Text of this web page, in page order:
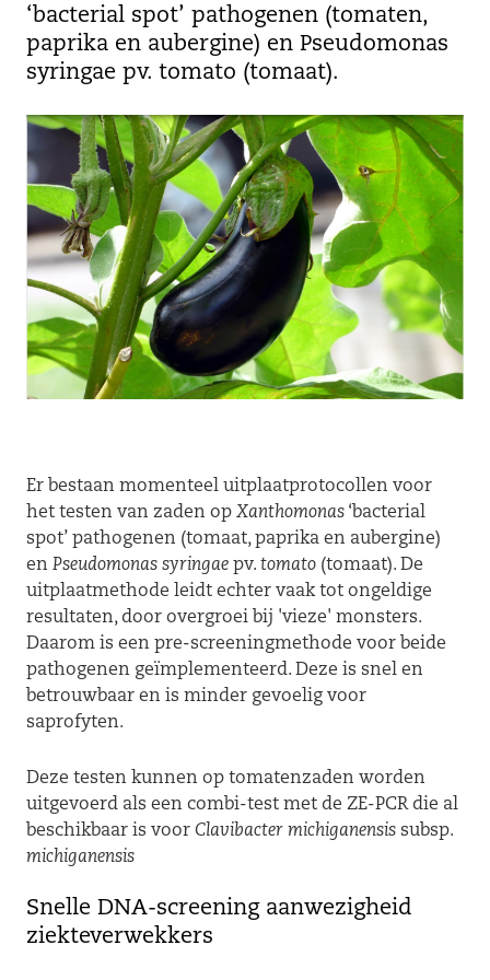
‘bacterial spot’ pathogenen (tomaten,
paprika en aubergine) en Pseudomonas
syringae pv. tomato (tomaat).
Er bestaan momenteel uitplaatprotocollen voor
het testen van zaden op Xanthomonas ‘bacterial
spot’ pathogenen (tomaat, paprika en aubergine)
en Pseudomonas syringae pv. tomato (tomaat). De
uitplaatmethode leidt echter vaak tot ongeldige
resultaten, door overgroei bij 'vieze' monsters.
Daarom is een pre-screeningmethode voor beide
pathogenen geïmplementeerd. Deze is snel en
betrouwbaar en is minder gevoelig voor
saprofyten.
Deze testen kunnen op tomatenzaden worden
uitgevoerd als een combi-test met de ZE-PCR die al
beschikbaar is voor Clavibacter michiganensis subsp.
michiganensis
Snelle DNA-screening aanwezigheid
ziekteverwekkers